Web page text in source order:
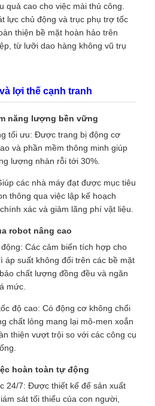
quả cao cho việc mài thủ công.
lực chủ động và trục phụ trợ tốc
thiện bề mặt hoàn hảo trên
từ lưỡi dao hàng không vũ trụ
lợi thế cạnh tranh
năng lượng bền vững
tối ưu: Được trang bị động cơ
và phần mềm thông minh giúp
lượng nhàn rỗi tới 30%.
các nhà máy đạt được mục tiêu
thông qua việc lập kế hoạch
xác và giảm lãng phí vật liệu.
robot nâng cao
Các cảm biến tích hợp cho
áp suất không đổi trên các bề mặt
chất lượng đồng đều và ngăn
mức.
độ cao: Có động cơ không chổi
chất lỏng mang lại mô-men xoắn
thiện vượt trội so với các công cụ
hoàn toàn tự động
24/7: Được thiết kế để sản xuất
sát tối thiểu của con người,